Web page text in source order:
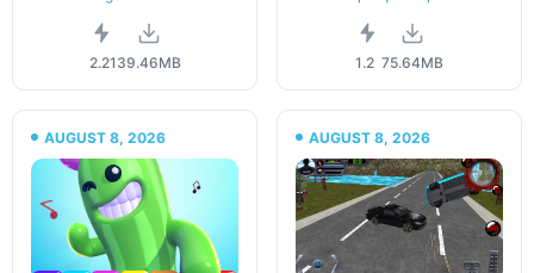
2.21 39.46MB 1.2 75.64MB
AUGUST 8, 2026 AUGUST 8, 2026